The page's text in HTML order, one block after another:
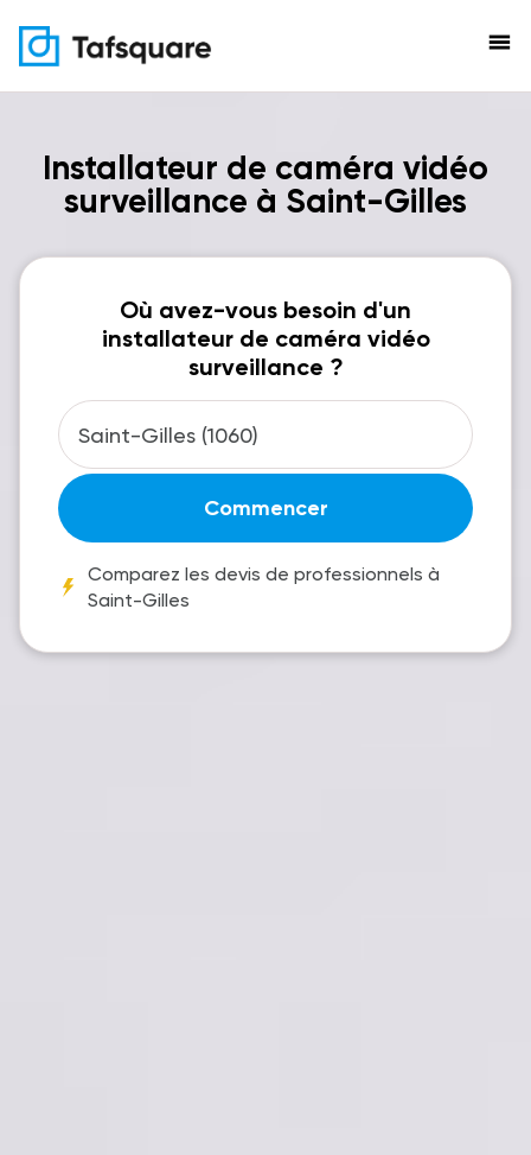
menu
Installateur de caméra vidéo
surveillance à Saint-Gilles
Où avez-vous besoin d'un
installateur de caméra vidéo
surveillance ?
Commencer
Comparez les devis de professionnels à
Saint-Gilles